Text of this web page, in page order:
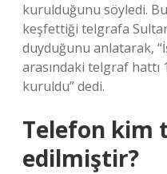
kurulduğunu söyledi.
keşfettiği telgrafa
duyduğunu anlatarak,
arasındaki telgraf hattı
kuruldu” dedi.
Telefon kim
edilmiştir?